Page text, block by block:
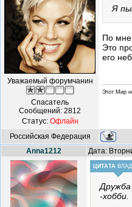
Уважаемый форумчанин
Спасатель
Сообщений: 2812
Статус: Офлайн
Я
По мне
Это
его
Этот Мир
Российская Федерация
Anna1212
Дата:
ЦИТАТА
Дружба
-хобби.